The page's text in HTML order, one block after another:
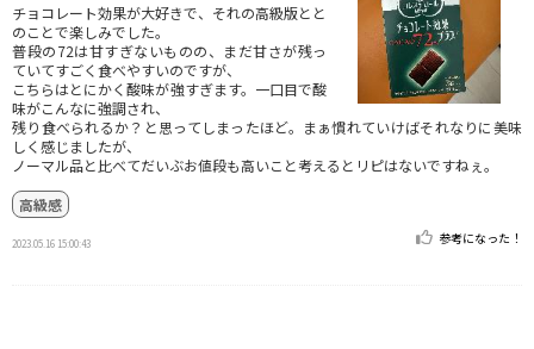
チョコレート効果が大好きで、それの高級版とと
のことで楽しみでした。
普段の72は甘すぎないものの、まだ甘さが残っ
ていてすごく食べやすいのですが、
こちらはとにかく酸味が強すぎます。一口目で酸
味がこんなに強調され、
残り食べられるか？と思ってしまったほど。まぁ慣れていけばそれなりに美味
しく感じましたが、
ノーマル品と比べてだいぶお値段も高いこと考えるとリピはないですねぇ。
高級感
2023.05.16 15:00:43 参考になった！